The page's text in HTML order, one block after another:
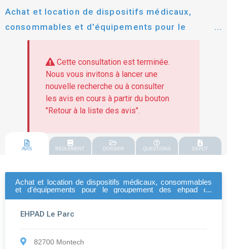
Achat et location de dispositifs médicaux,
consommables et d'équipements pour le
groupement des ehpad de montech, montbeton
et grenade Cette consultation est terminée.
Nous vous invitons à lancer une
nouvelle recherche ou à consulter
les avis en cours à partir du bouton
"Retour à la liste des avis".
AVIS REGLEMENT DOSSIER QUESTIONS DEPOT
Achat et location de dispositifs médicaux, consommables
et d'équipements pour le groupement des ehpad de
EHPAD Le Parc
82700 Montech